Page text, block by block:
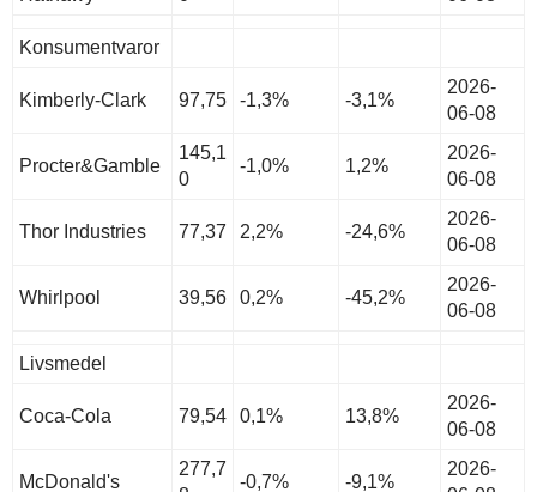
Konsumentvaror
Kimberly-Clark 97,75 -1,3% -3,1%
2026-
06-08
Procter&Gamble
145,1
0
-1,0% 1,2%
2026-
06-08
Thor Industries 77,37 2,2% -24,6%
2026-
06-08
Whirlpool 39,56 0,2% -45,2%
2026-
06-08
Livsmedel
Coca-Cola 79,54 0,1% 13,8%
2026-
06-08
McDonald's
277,7
-0,7% -9,1%
2026-